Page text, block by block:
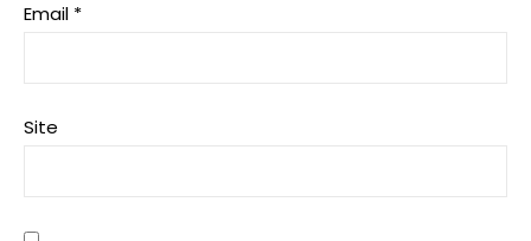
Email *
Site